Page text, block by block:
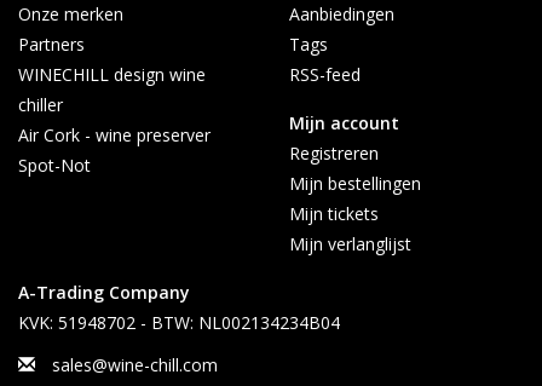
Onze merken
Partners
WINECHILL design wine
chiller
Air Cork - wine preserver
Spot-Not
Aanbiedingen
Tags
RSS-feed
Mijn account
Registreren
Mijn bestellingen
Mijn tickets
Mijn verlanglijst
A-Trading Company
KVK: 51948702 - BTW: NL002134234B04
sales@wine-chill.com